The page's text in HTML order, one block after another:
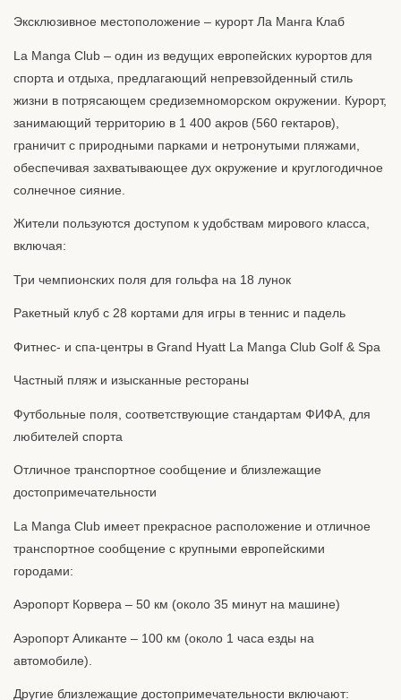
Эксклюзивное местоположение – курорт Ла Манга Клаб
La Manga Club – один из ведущих европейских курортов для
спорта и отдыха, предлагающий непревзойденный стиль
жизни в потрясающем средиземноморском окружении. Курорт,
занимающий территорию в 1 400 акров (560 гектаров),
граничит с природными парками и нетронутыми пляжами,
обеспечивая захватывающее дух окружение и круглогодичное
солнечное сияние.
Жители пользуются доступом к удобствам мирового класса,
включая:
Три чемпионских поля для гольфа на 18 лунок
Ракетный клуб с 28 кортами для игры в теннис и падель
Фитнес- и спа-центры в Grand Hyatt La Manga Club Golf & Spa
Частный пляж и изысканные рестораны
Футбольные поля, соответствующие стандартам ФИФА, для
любителей спорта
Отличное транспортное сообщение и близлежащие
достопримечательности
La Manga Club имеет прекрасное расположение и отличное
транспортное сообщение с крупными европейскими
городами:
Аэропорт Корвера – 50 км (около 35 минут на машине)
Аэропорт Аликанте – 100 км (около 1 часа езды на
автомобиле).
Другие близлежащие достопримечательности включают: